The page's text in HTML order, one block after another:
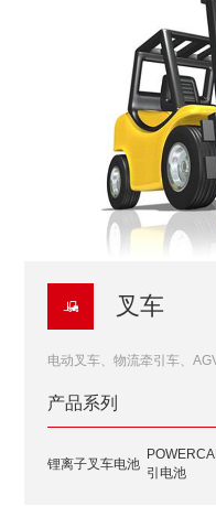
 叉车
电动叉车、物流牵引车、
产品系列
锂离子叉车电池
引电池